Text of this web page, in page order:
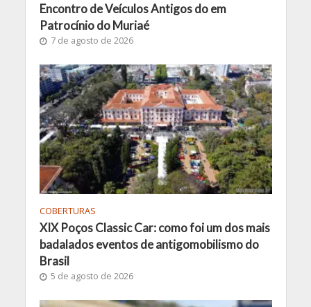
Encontro de Veículos Antigos do em
Patrocínio do Muriaé
7 de agosto de 2026
COBERTURAS
XIX Poços Classic Car: como foi um dos mais
badalados eventos de antigomobilismo do
Brasil
5 de agosto de 2026